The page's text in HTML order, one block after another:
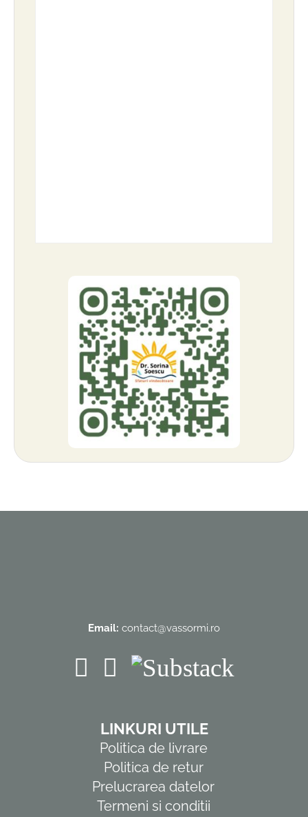
Email: contact@vassormi.ro
LINKURI UTILE
Politica de livrare
Politica de retur
Prelucrarea datelor
Termeni si conditii